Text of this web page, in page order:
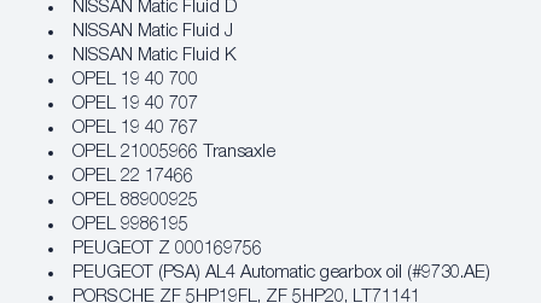
NISSAN Matic Fluid D
NISSAN Matic Fluid J
NISSAN Matic Fluid K
OPEL 19 40 700
OPEL 19 40 707
OPEL 19 40 767
OPEL 21005966 Transaxle
OPEL 22 17466
OPEL 88900925
OPEL 9986195
PEUGEOT Z 000169756
PEUGEOT (PSA) AL4 Automatic gearbox oil (#9730.AE)
PORSCHE ZF 5HP19FL, ZF 5HP20, LT71141